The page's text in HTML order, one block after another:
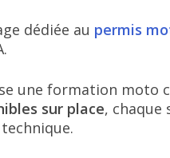
dédiée au permis
une formation moto
sur place, chaque